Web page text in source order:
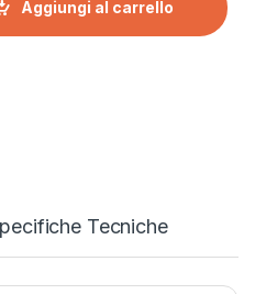
Aggiungi al carrello
Tecniche